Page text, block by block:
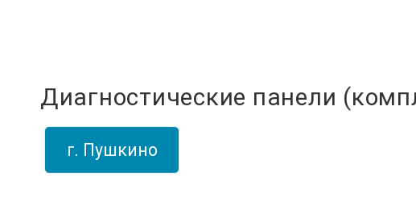
Диагностические панели
г. Пушкино